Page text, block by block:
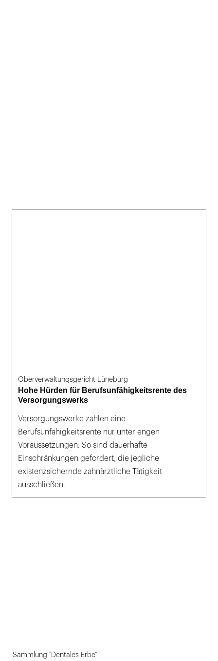
Oberverwaltungsgericht Lüneburg
Hohe Hürden für Berufsunfähigkeitsrente des
Versorgungswerks
Versorgungswerke zahlen eine
Berufsunfähigkeitsrente nur unter engen
Voraussetzungen. So sind dauerhafte
Einschränkungen gefordert, die jegliche
existenzsichernde zahnärztliche Tätigkeit
ausschließen.
Sammlung "Dentales Erbe"